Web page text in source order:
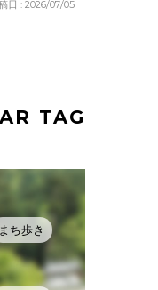
日 : 2026/07/05
TAG
まち歩き